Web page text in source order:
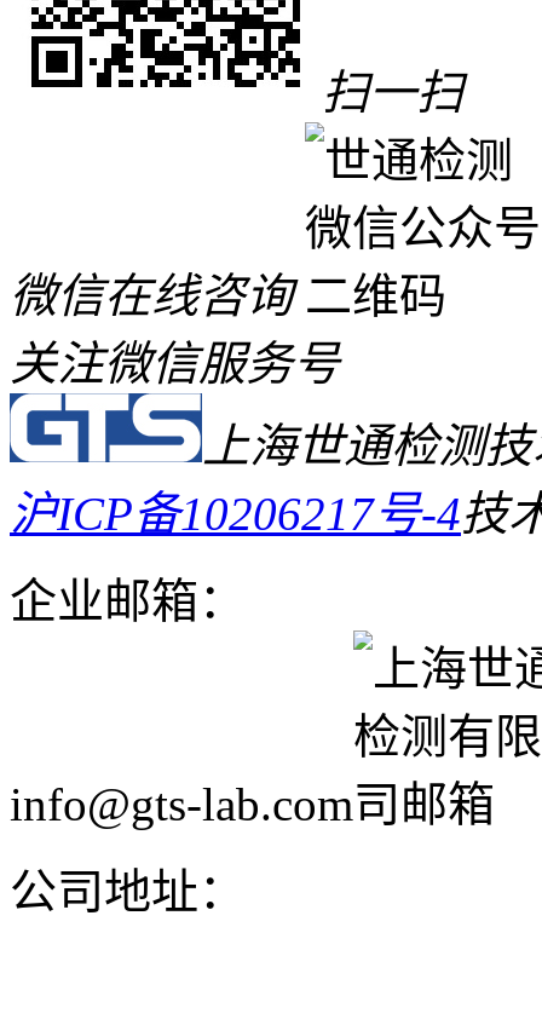
扫一扫
微信在线咨询
关注微信服务号
上海世通检测
沪ICP备10206217号-4技
企业邮箱：
info@gts-lab.com
公司地址：